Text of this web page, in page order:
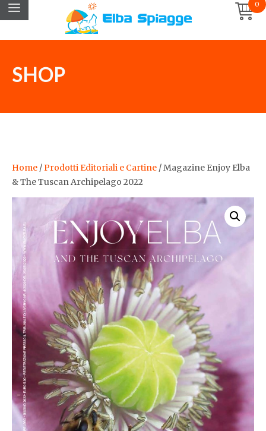
0
SHOP
Home /Prodotti Editoriali e Cartine / Magazine Enjoy Elba
& The Tuscan Archipelago 2022